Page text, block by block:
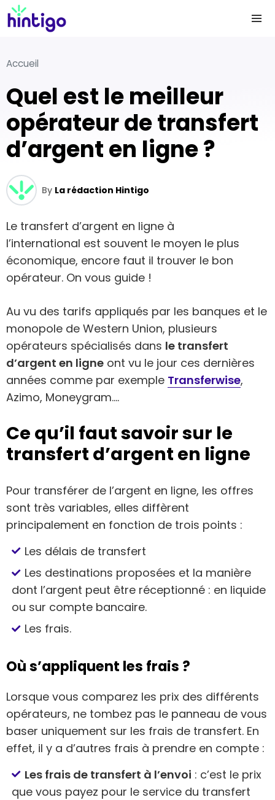
Accueil
Quel est le meilleur
opérateur de transfert
d’argent en ligne ?
By La rédaction Hintigo
Le transfert d’argent en ligne à
l’international est souvent le moyen le plus
économique, encore faut il trouver le bon
opérateur. On vous guide !
Au vu des tarifs appliqués par les banques et le
monopole de Western Union, plusieurs
opérateurs spécialisés dans le transfert
d’argent en ligne ont vu le jour ces dernières
années comme par exemple Transferwise,
Azimo, Moneygram….
Ce qu’il faut savoir sur le
transfert d’argent en ligne
Pour transférer de l’argent en ligne, les offres
sont très variables, elles diffèrent
principalement en fonction de trois points :
Les délais de transfert
Les destinations proposées et la manière
dont l’argent peut être réceptionné : en liquide
ou sur compte bancaire.
Les frais.
Où s’appliquent les frais ?
Lorsque vous comparez les prix des différents
opérateurs, ne tombez pas le panneau de vous
baser uniquement sur les frais de transfert. En
effet, il y a d’autres frais à prendre en compte :
Les frais de transfert à l’envoi : c’est le prix
que vous payez pour le service du transfert